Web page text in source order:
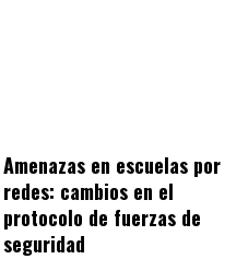
Amenazas en escuelas por
redes: cambios en el
protocolo de fuerzas de
seguridad